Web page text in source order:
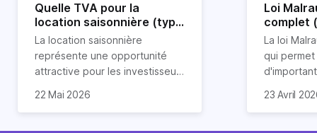
Quelle TVA pour la
location saisonnière (type
airbnb) ?
La location saisonnière
représente une opportunité
attractive pour les investisseurs
patrimoine et générer des
Et qu’a-t-on appris à la rentrée
22 Mai 2026
Loi
complet
La loi
qui
23 Avril